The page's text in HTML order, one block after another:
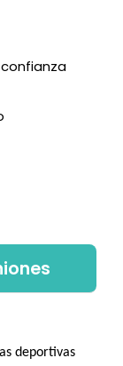
deportivas